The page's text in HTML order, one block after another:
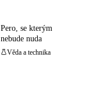
Pero, se kterým
nebude nuda
Věda a technika